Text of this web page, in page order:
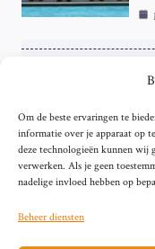
Om de beste ervaringen te
informatie over je apparaat op
deze technologieën kunnen wij
verwerken. Als je geen
nadelige invloed hebben op
Beheer diensten